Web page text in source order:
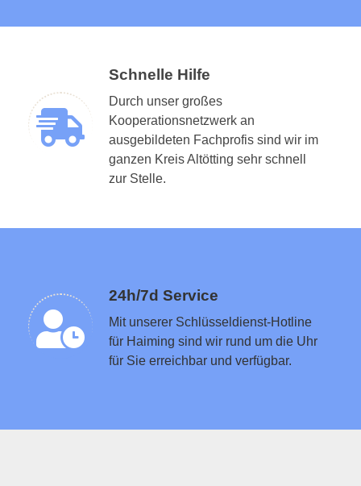
Schnelle Hilfe
Durch unser großes
Kooperationsnetzwerk an
ausgebildeten Fachprofis sind wir im
ganzen Kreis Altötting sehr schnell
zur Stelle.
24h/7d Service
Mit unserer Schlüsseldienst-Hotline
für Haiming sind wir rund um die Uhr
für Sie erreichbar und verfügbar.
Schlüsseldienst in der Nähe vermitteln